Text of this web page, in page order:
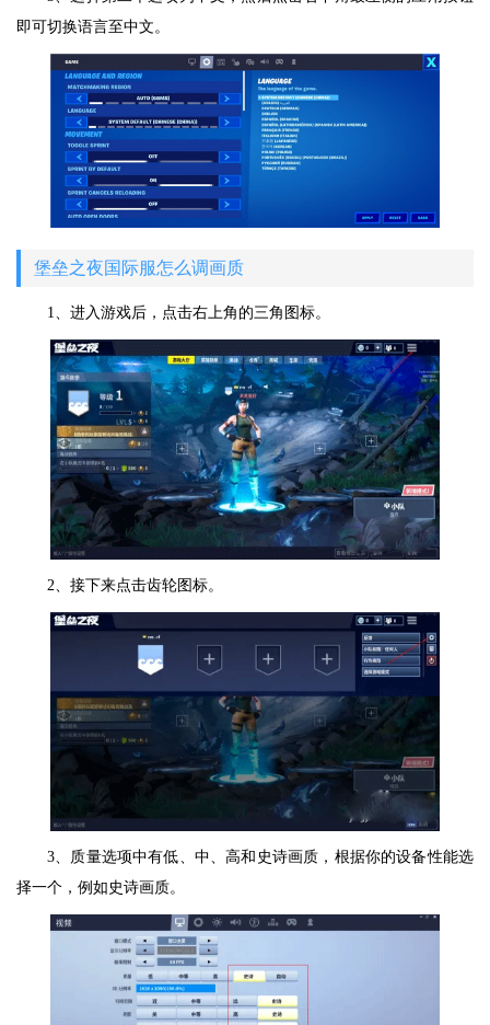
即可切换语言至中文。
堡垒之夜国际服怎么调画质
1、进入游戏后，点击右上角的三角图标。
2、接下来点击齿轮图标。
3、质量选项中有低、中、高和史诗画质，根据你的设备性能选
择一个，例如史诗画质。